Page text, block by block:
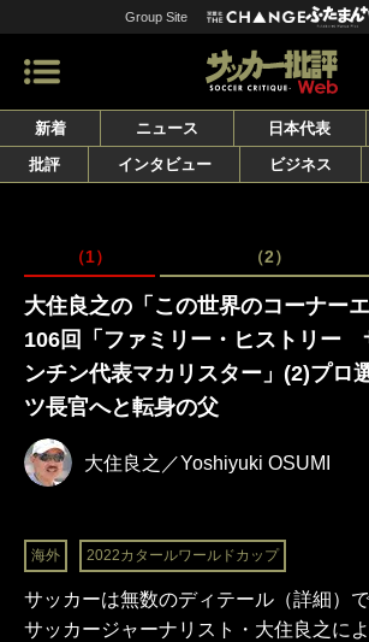
Group Site
新着 ニュース 日本代表
批評
インタビュー ビジネス
（1） （2）
大住良之の「この世界のコーナー
106回「ファミリー・ヒストリー
ンチン代表マカリスター」(2)プロ
ツ長官へと転身の父
大住良之／Yoshiyuki OSUMI
海外 2022カタールワールドカップ
サッカーは無数のディテール（詳細）
サッカージャーナリスト・大住良之に